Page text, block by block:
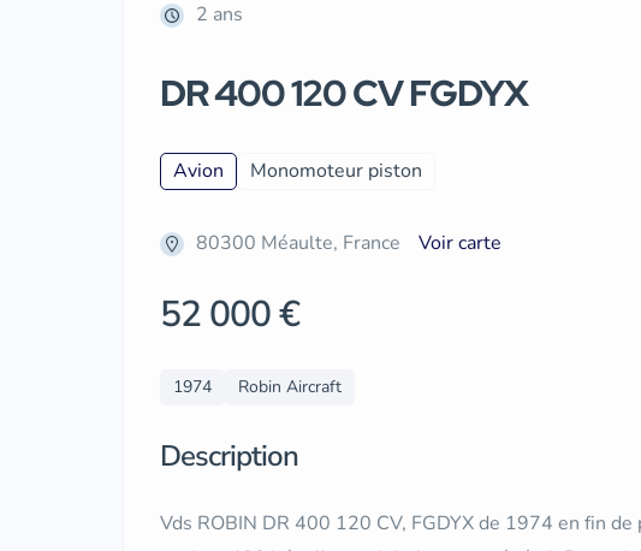
2 ans
DR 400 120 CV FGDYX
Avion Monomoteur piston
80300 Méaulte, France Voir carte
52 000 €
1974 Robin Aircraft
Description
Vds ROBIN DR 400 120 CV, FGDYX de 1974 en fin